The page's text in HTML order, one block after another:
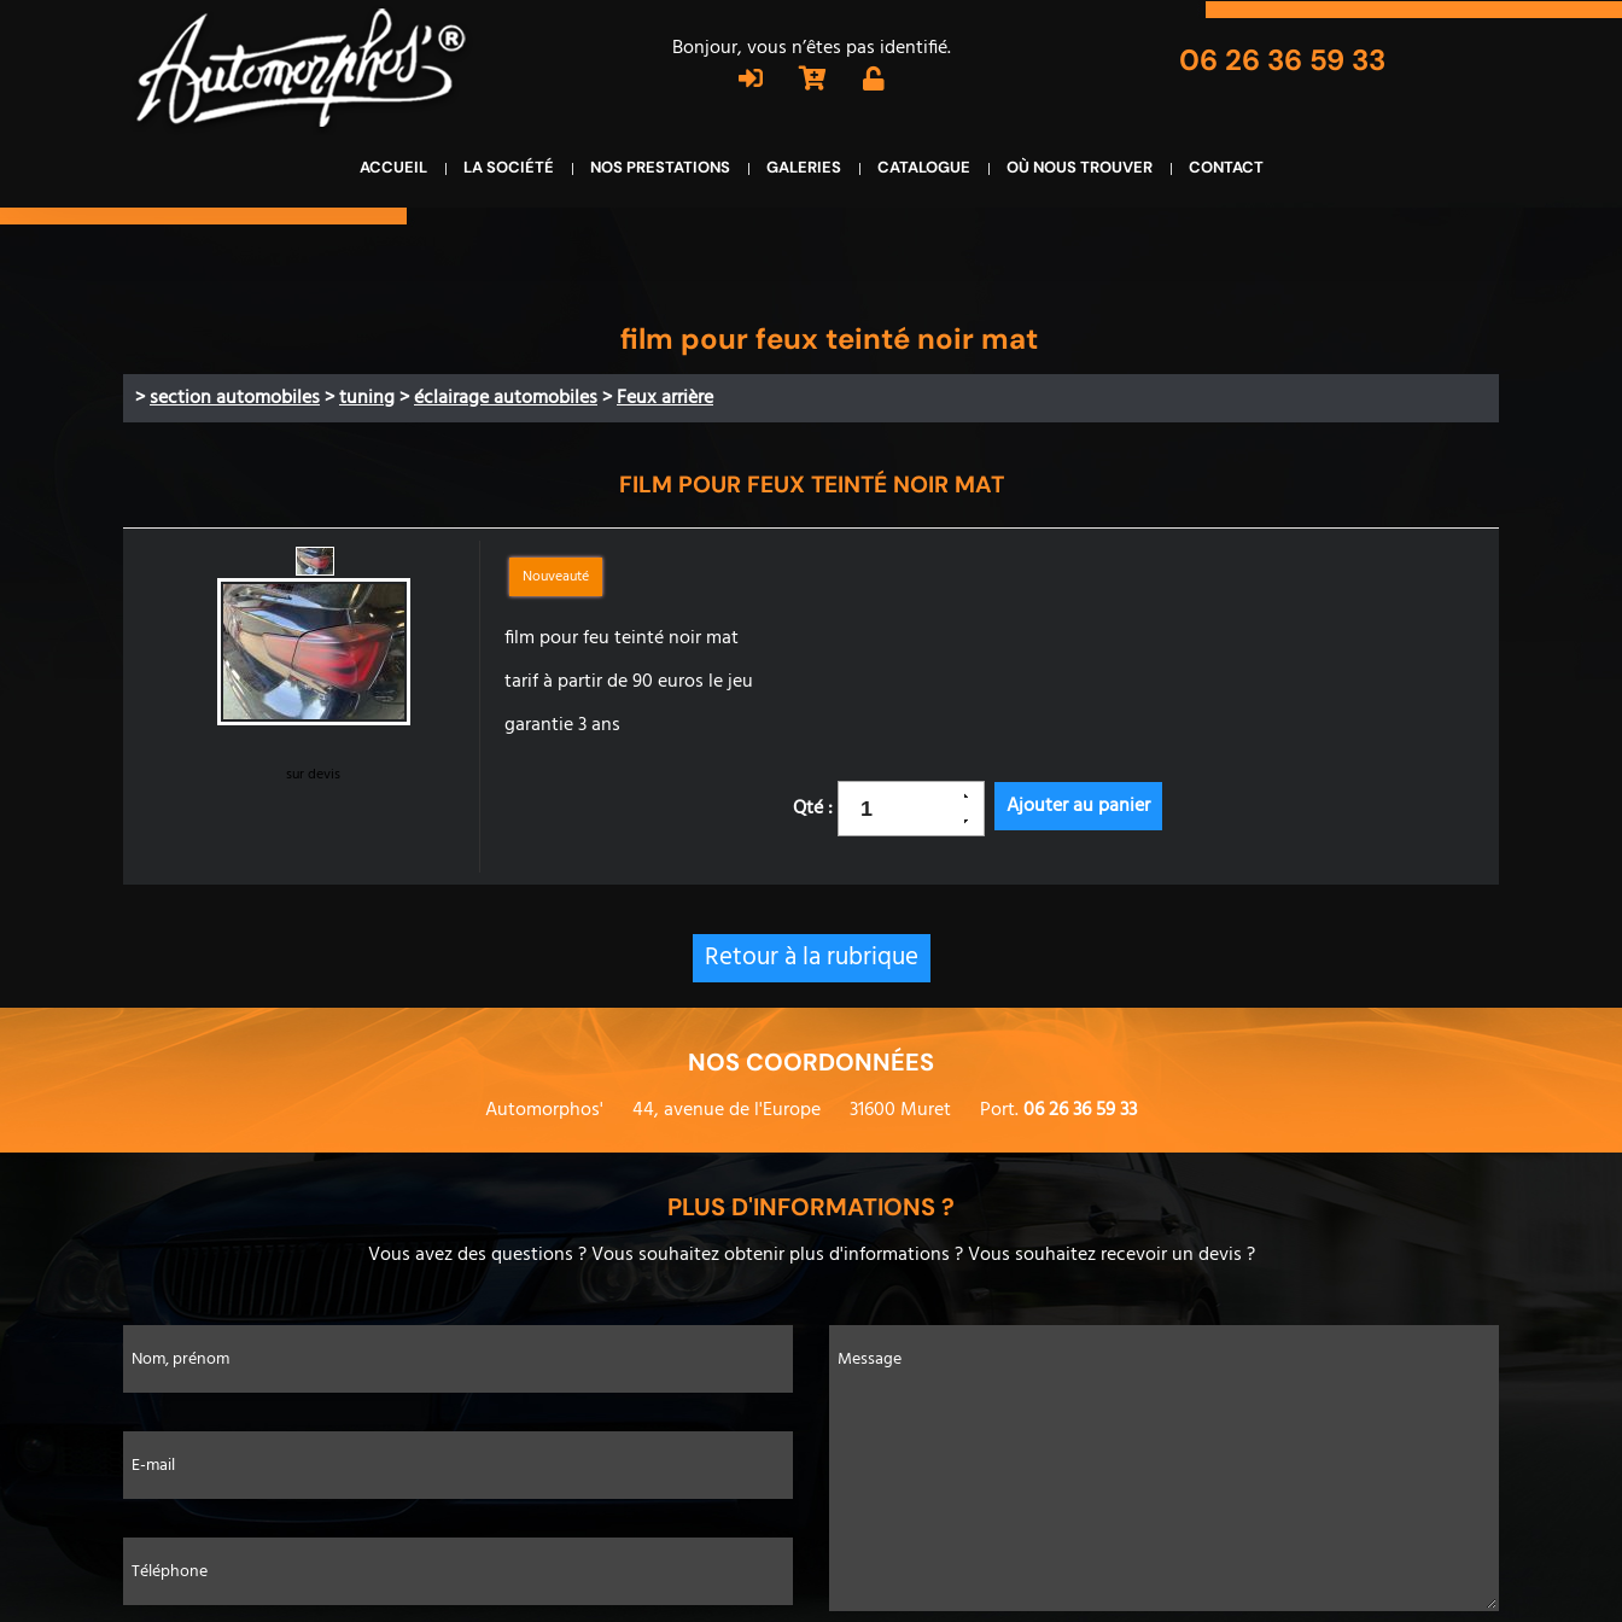
Bonjour, vous n’êtes pas identifié. 06 26 36 59 33
ACCUEIL LA SOCIÉTÉ NOS PRESTATIONS GALERIES CATALOGUE OÙ NOUS TROUVER CONTACT
film pour feux teinté noir mat
>section automobiles>tuning>éclairage automobiles>Feux arrière
FILM POUR FEUX TEINTÉ NOIR MAT
sur devis
Nouveauté
film pour feu teinté noir mat
tarif à partir de 90 euros le jeu
garantie 3 ans
Qté :
Retour à la rubrique
NOS COORDONNÉES
Automorphos'
44, avenue de l'Europe 31600 Muret Port.06 26 36 59 33
PLUS D'INFORMATIONS ?
Vous avez des questions ? Vous souhaitez obtenir plus d'informations ? Vous souhaitez recevoir un devis ?
Nom, prénom
E-mail
Téléphone
Message